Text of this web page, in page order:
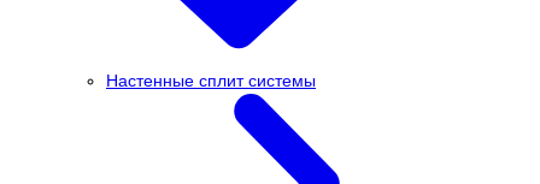
Настенные сплит системы